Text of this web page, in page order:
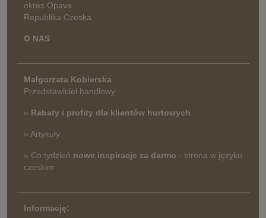
okres Opava
Republika Czeska
O NAS
Małgorzata Kobierska
Przedstawiciel handlowy
» Rabaty i profity dla klientów hurtowych
» Artykuły
» Co tydzień nowe inspiracje za darmo - strona w języku
czeskim
Informację: